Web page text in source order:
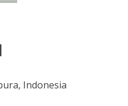
Indonesia